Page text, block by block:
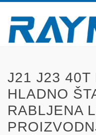
J21 J23 40T
HLADNO
RABLJENA